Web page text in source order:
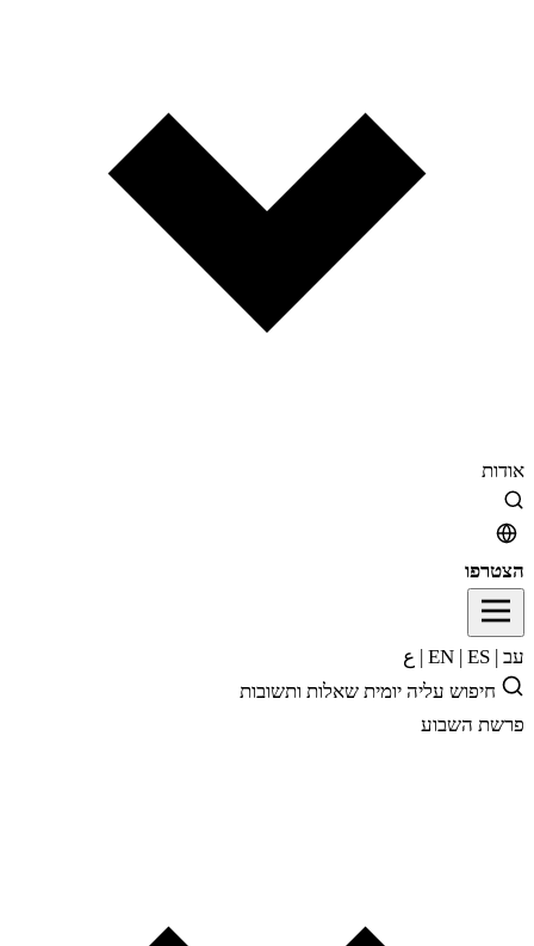
אודות
הצטרפו
עב |
| ES
| ع
חיפוש עליה יומית שאלות ותשובות
פרשת השבוע